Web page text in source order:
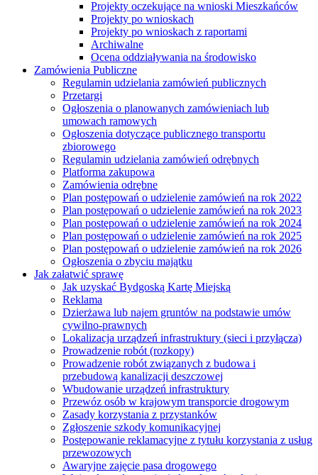
Projekty oczekujące na wnioski Mieszkańców
Projekty po wnioskach
Projekty po wnioskach z raportami
Archiwalne
Ocena oddziaływania na środowisko
Zamówienia Publiczne
Regulamin udzielania zamówień publicznych
Przetargi
Ogłoszenia o planowanych zamówieniach lub
umowach ramowych
Ogłoszenia dotyczące publicznego transportu
zbiorowego
Regulamin udzielania zamówień odrębnych
Platforma zakupowa
Zamówienia odrębne
Plan postępowań o udzielenie zamówień na rok 2022
Plan postępowań o udzielenie zamówień na rok 2023
Plan postępowań o udzielenie zamówień na rok 2024
Plan postępowań o udzielenie zamówień na rok 2025
Plan postępowań o udzielenie zamówień na rok 2026
Ogłoszenia o zbyciu majątku
Jak załatwić sprawę
Jak uzyskać Bydgoską Kartę Miejską
Reklama
Dzierżawa lub najem gruntów na podstawie umów
cywilno-prawnych
Lokalizacja urządzeń infrastruktury (sieci i przyłącza)
Prowadzenie robót (rozkopy)
Prowadzenie robót związanych z budowa i
przebudową kanalizacji deszczowej
Wbudowanie urządzeń infrastruktury
Przewóz osób w krajowym transporcie drogowym
Zasady korzystania z przystanków
Zgłoszenie szkody komunikacyjnej
Postępowanie reklamacyjne z tytułu korzystania z usług
przewozowych
Awaryjne zajęcie pasa drogowego